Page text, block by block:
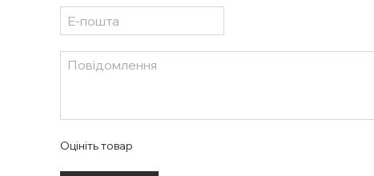
Оцініть товар